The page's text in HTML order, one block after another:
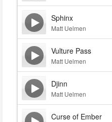
Sphinx
Matt Uelmen
Vulture Pass
Matt Uelmen
Djinn
Matt Uelmen
Curse of Ember